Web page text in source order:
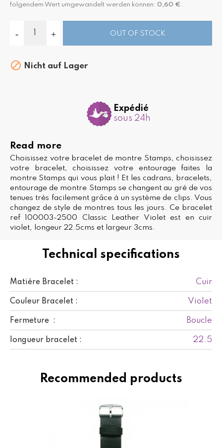
Technical specifications
Matière Bracelet : Cuir
Couleur Bracelet : Violet
Fermeture : Boucle
longueur bracelet : 22.5
folgendem Wert umgewandelt werden können: 0,60 € .
OUT OF STOCK
 Nicht auf Lager
Expédié
sous 24h
Read more
Choisissez votre bracelet de montre Stamps, choisissez
votre bracelet, choisissez votre entourage faites la
montre Stamps qui vous plait ! Et les cadrans, bracelets,
entourage de montre Stamps se changent au gré de vos
tenues très facilement grâce à un système de clips. Vous
changez de style de montres tous les jours. Ce bracelet
ref 100003-2500 Classic Leather Violet est en cuir
violet, longeur 22.5cms et largeur 3cms.
Recommended products